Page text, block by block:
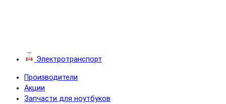
Электротранспорт
Производители
Акции
Запчасти для ноутбуков